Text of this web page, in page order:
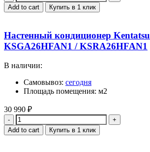
Add to cart Купить в 1 клик
Настенный кондиционер Kentatsu
KSGA26HFAN1 / KSRA26HFAN1
В наличии:
Самовывоз: сегодня
Площадь помещения: м2
30 990 ₽
Quantity
Add to cart Купить в 1 клик